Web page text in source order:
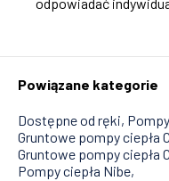
Powiązane kategorie
Dostępne od ręki
Gruntowe pompy ciepła
Gruntowe pompy ciepła
Pompy ciepła Nibe